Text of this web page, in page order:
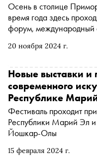
20 ноября 2024 г.
Осень в столице
время года здесь
форум,
появился проект-
бизнеса, культуры и
Владивостока как
центра придумали Илья
основатель сети
Марина Глухова
«Сколково»). В первых
градообразующее
администрация города.
15 февраля 2024 г.
Новые выставки и
современного
Республике
Фестиваль проходит
Республики Марий Эл
Йошкар-Олы